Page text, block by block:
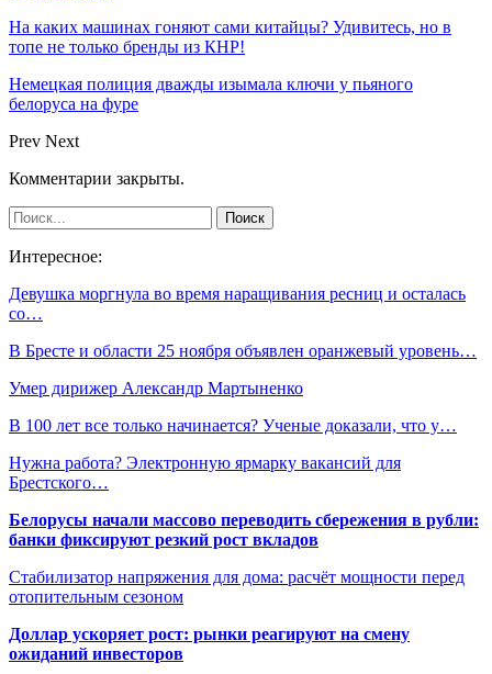
На каких машинах гоняют сами китайцы? Удивитесь, но в
топе не только бренды из КНР!
Немецкая полиция дважды изымала ключи у пьяного
белоруса на фуре
Prev Next
Комментарии закрыты.
Интересное:
Девушка моргнула во время наращивания ресниц и осталась
со…
В Бресте и области 25 ноября объявлен оранжевый уровень…
Умер дирижер Александр Мартыненко
В 100 лет все только начинается? Ученые доказали, что у…
Нужна работа? Электронную ярмарку вакансий для
Брестского…
Белорусы начали массово переводить сбережения в рубли:
банки фиксируют резкий рост вкладов
Стабилизатор напряжения для дома: расчёт мощности перед
отопительным сезоном
Доллар ускоряет рост: рынки реагируют на смену
ожиданий инвесторов